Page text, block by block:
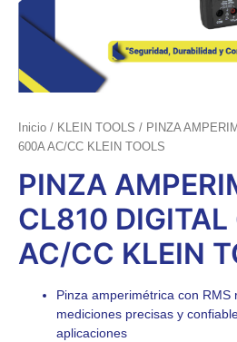
Inicio / KLEIN TOOLS / PINZA
600A AC/CC KLEIN TOOLS
PINZA
CL810
AC/CC KLEIN
Pinza amperimétrica con RMS
mediciones precisas y
aplicaciones